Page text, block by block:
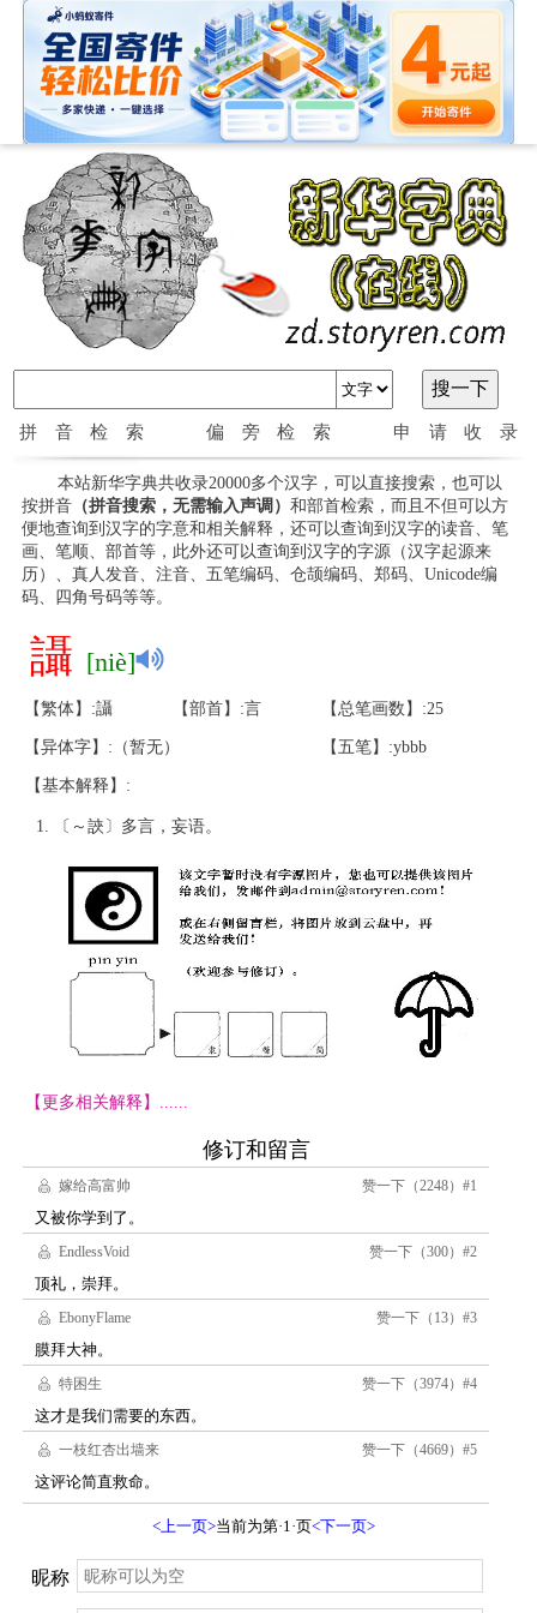
拼音检索 偏旁检索 申请收录
本站新华字典共收录20000多个汉字，可以直接搜索，也可以
按拼音（拼音搜索，无需输入声调） 和部首检索，而且不但可以方
便地查询到汉字的字意和相关解释，还可以查询到汉字的读音、笔
画、笔顺、部首等，此外还可以查询到汉字的字源（汉字起源来
历）、真人发音、注音、五笔编码、仓颉编码、郑码、Unicode编
码、四角号码等等。
讘 [niè]
【繁体】:讘 【部首】:言 【总笔画数】:25
【异体字】:（暂无） 【五笔】:ybbb
【基本解释】:
〔～䛟〕多言，妄语。
【更多相关解释】......